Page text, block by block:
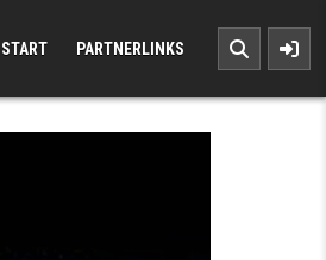
START PARTNERLINKS